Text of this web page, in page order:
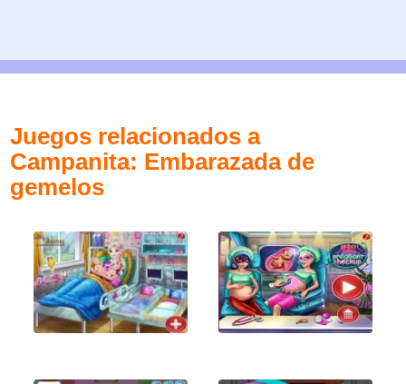
Juegos relacionados a
Campanita: Embarazada de
gemelos